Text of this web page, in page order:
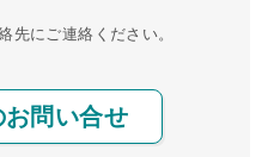
先にご連絡ください。
お問い合せ